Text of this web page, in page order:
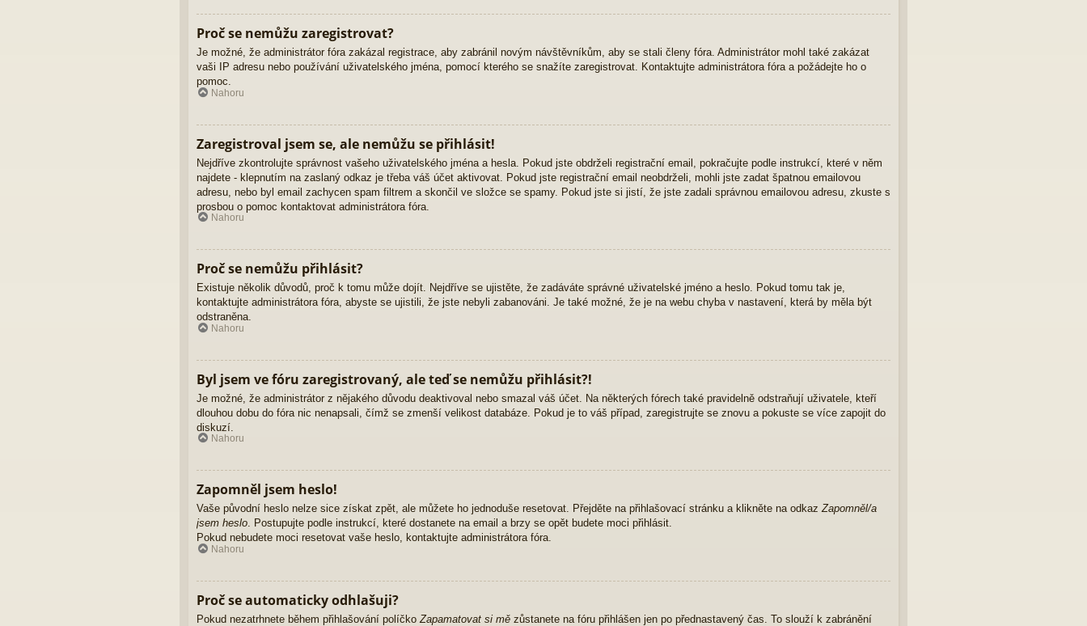
Proč se nemůžu zaregistrovat?
Je možné, že administrátor fóra zakázal registrace, aby zabránil novým návštěvníkům, aby se stali členy fóra. Administrátor mohl také zakázat
vaši IP adresu nebo používání uživatelského jména, pomocí kterého se snažíte zaregistrovat. Kontaktujte administrátora fóra a požádejte ho o
pomoc.
Nahoru
Zaregistroval jsem se, ale nemůžu se přihlásit!
Nejdříve zkontrolujte správnost vašeho uživatelského jména a hesla. Pokud jste obdrželi registrační email, pokračujte podle instrukcí, které v něm
najdete - klepnutím na zaslaný odkaz je třeba váš účet aktivovat. Pokud jste registrační email neobdrželi, mohli jste zadat špatnou emailovou
adresu, nebo byl email zachycen spam filtrem a skončil ve složce se spamy. Pokud jste si jistí, že jste zadali správnou emailovou adresu, zkuste s
prosbou o pomoc kontaktovat administrátora fóra.
Nahoru
Proč se nemůžu přihlásit?
Existuje několik důvodů, proč k tomu může dojít. Nejdříve se ujistěte, že zadáváte správné uživatelské jméno a heslo. Pokud tomu tak je,
kontaktujte administrátora fóra, abyste se ujistili, že jste nebyli zabanováni. Je také možné, že je na webu chyba v nastavení, která by měla být
odstraněna.
Nahoru
Byl jsem ve fóru zaregistrovaný, ale teď se nemůžu přihlásit?!
Je možné, že administrátor z nějakého důvodu deaktivoval nebo smazal váš účet. Na některých fórech také pravidelně odstraňují uživatele, kteří
dlouhou dobu do fóra nic nenapsali, čímž se zmenší velikost databáze. Pokud je to váš případ, zaregistrujte se znovu a pokuste se více zapojit do
diskuzí.
Nahoru
Zapomněl jsem heslo!
Vaše původní heslo nelze sice získat zpět, ale můžete ho jednoduše resetovat. Přejděte na přihlašovací stránku a klikněte na odkazZapomněl/a
jsem heslo. Postupujte podle instrukcí, které dostanete na email a brzy se opět budete moci přihlásit.
Pokud nebudete moci resetovat vaše heslo, kontaktujte administrátora fóra.
Nahoru
Proč se automaticky odhlašuji?
Pokud nezatrhnete během přihlašování políčko Zapamatovat si mě zůstanete na fóru přihlášen jen po přednastavený čas. To slouží k zabránění